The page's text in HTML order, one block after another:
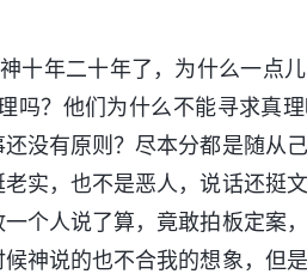
十年二十年了，为什么一点
吗？他们为什么不能寻求真
没有原则？尽本分都是随从
实，也不是恶人，说话还挺
个人说了算，竟敢拍板定案
神说的也不合我的想象，但